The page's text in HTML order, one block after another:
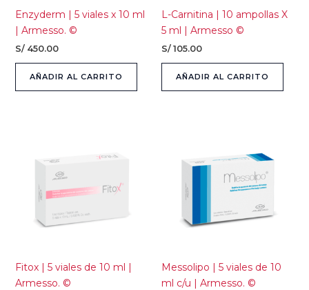
Enzyderm | 5 viales x 10 ml
| Armesso. ©
S/450.00
AÑADIR AL CARRITO
L-Carnitina | 10 ampollas X
5 ml | Armesso ©
S/ 105.00
AÑADIR AL CARRITO
Fitox | 5 viales de 10 ml |
Armesso. ©
Messolipo | 5 viales de 10
ml c/u | Armesso. ©